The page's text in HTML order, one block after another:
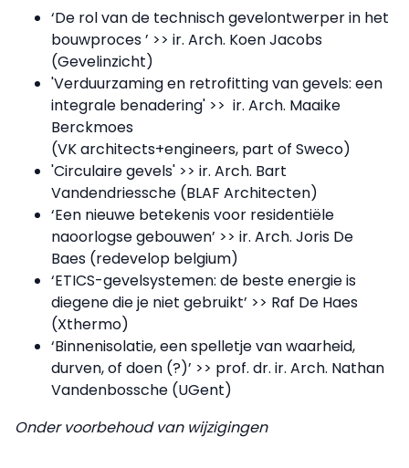
‘De rol van de technisch gevelontwerper in het
bouwproces ’ >> ir. Arch. Koen Jacobs
(Gevelinzicht)
'Verduurzaming en retrofitting van gevels: een
integrale benadering' >> ir. Arch. Maaike
Berckmoes
(VK architects+engineers, part of Sweco)
'Circulaire gevels' >> ir. Arch. Bart
Vandendriessche (BLAF Architecten)
‘Een nieuwe betekenis voor residentiële
naoorlogse gebouwen’ >> ir. Arch. Joris De
Baes (redevelop belgium)
‘ETICS-gevelsystemen: de beste energie is
diegene die je niet gebruikt’ >> Raf De Haes
(Xthermo)
‘Binnenisolatie, een spelletje van waarheid,
durven, of doen (?)’ >> prof. dr. ir. Arch. Nathan
Vandenbossche (UGent)
Onder voorbehoud van wijzigingen